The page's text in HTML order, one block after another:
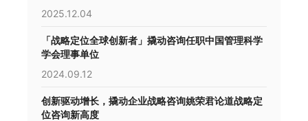
2025.12.04
「战略定位全球创新者」撬动咨询任职中国管理科学
学会理事单位
2024.09.12
创新驱动增长，撬动企业战略咨询姚荣君论道战略定
位咨询新高度